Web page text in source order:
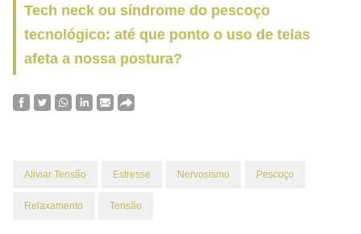
Tech neck ou síndrome do pescoço
tecnológico: até que ponto o uso de telas
afeta a nossa postura?
Aliviar Tensão Estresse Nervosismo Pescoço
Relaxamento Tensão